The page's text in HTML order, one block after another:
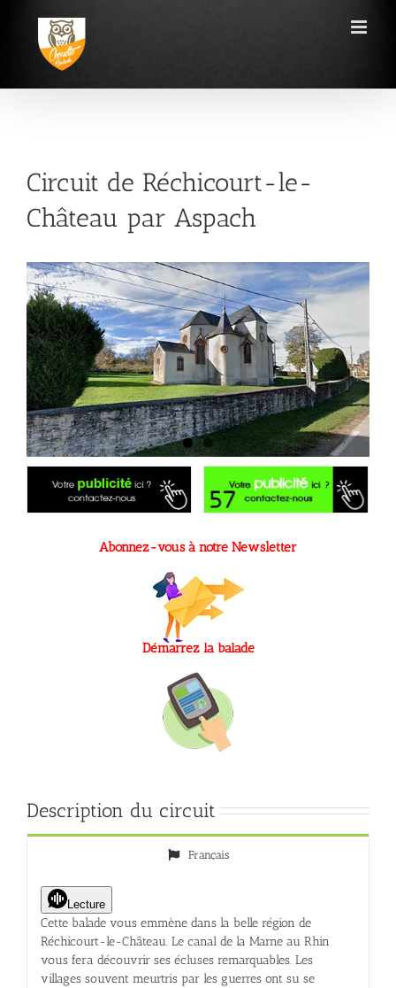
contenu
Circuit de Réchicourt-le-
Château par Aspach
Abonnez-vous à notre Newsletter
Démarrez la balade
Description du circuit
Français
Lecture
Cette balade vous emmène dans la belle région de
Réchicourt-le-Château. Le canal de la Marne au Rhin
vous fera découvrir ses écluses remarquables. Les
villages souvent meurtris par les guerres ont su se